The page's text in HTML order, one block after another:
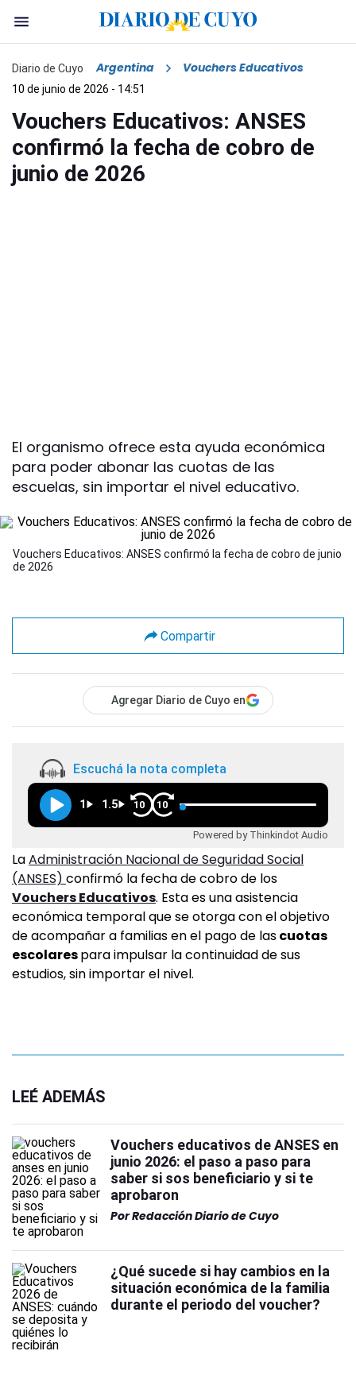
Diario de Cuyo Argentina Vouchers Educativos
10 de junio de 2026 - 14:51
Vouchers Educativos: ANSES
confirmó la fecha de cobro de
junio de 2026
El organismo ofrece esta ayuda económica
para poder abonar las cuotas de las
escuelas, sin importar el nivel educativo.
Vouchers Educativos: ANSES confirmó la fecha de cobro de junio
de 2026
Compartir
Agregar Diario de Cuyo en
Escuchá la nota completa
1 1.5 10 10
Powered by Thinkindot Audio
LaAdministración Nacional de Seguridad Social
(ANSES) confirmó la fecha de cobro de los
Vouchers Educativos. Esta es una asistencia
económica temporal que se otorga con el objetivo
de acompañar a familias en el pago de lascuotas
escolarespara impulsar la continuidad de sus
estudios, sin importar el nivel.
LEÉ ADEMÁS
Vouchers educativos de ANSES en
junio 2026: el paso a paso para
saber si sos beneficiario y si te
aprobaron
PorRedacción Diario de Cuyo
¿Qué sucede si hay cambios en la
situación económica de la familia
durante el periodo del voucher?